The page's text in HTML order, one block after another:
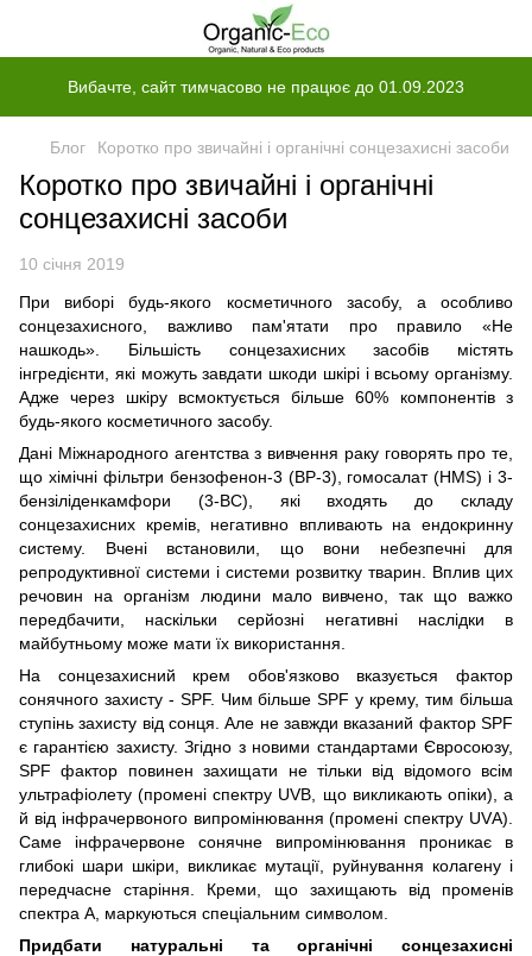
Вибачте, сайт тимчасово не працює до 01.09.2023
Блог Коротко про звичайні і органічні сонцезахисні засоби
Коротко про звичайні і органічні
сонцезахисні засоби
10 січня 2019
При виборі будь-якого косметичного засобу, а особливо
сонцезахисного, важливо пам'ятати про правило «Не
нашкодь». Більшість сонцезахисних засобів містять
інгредієнти, які можуть завдати шкоди шкірі і всьому організму.
Адже через шкіру всмоктується більше 60% компонентів з
будь-якого косметичного засобу.
Дані Міжнародного агентства з вивчення раку говорять про те,
що хімічні фільтри бензофенон-3 (ВР-3), гомосалат (HMS) і 3-
бензіліденкамфори (3-BC), які входять до складу
сонцезахисних кремів, негативно впливають на ендокринну
систему. Вчені встановили, що вони небезпечні для
репродуктивної системи і системи розвитку тварин. Вплив цих
речовин на організм людини мало вивчено, так що важко
передбачити, наскільки серйозні негативні наслідки в
майбутньому може мати їх використання.
На сонцезахисний крем обов'язково вказується фактор
сонячного захисту - SPF. Чим більше SPF у крему, тим більша
ступінь захисту від сонця. Але не завжди вказаний фактор SPF
є гарантією захисту. Згідно з новими стандартами Євросоюзу,
SPF фактор повинен захищати не тільки від відомого всім
ультрафіолету (промені спектру UVB, що викликають опіки), а
й від інфрачервоного випромінювання (промені спектру UVА).
Саме інфрачервоне сонячне випромінювання проникає в
глибокі шари шкіри, викликає мутації, руйнування колагену і
передчасне старіння. Креми, що захищають від променів
спектра А, маркуються спеціальним символом.
Придбати натуральні та органічні сонцезахисні